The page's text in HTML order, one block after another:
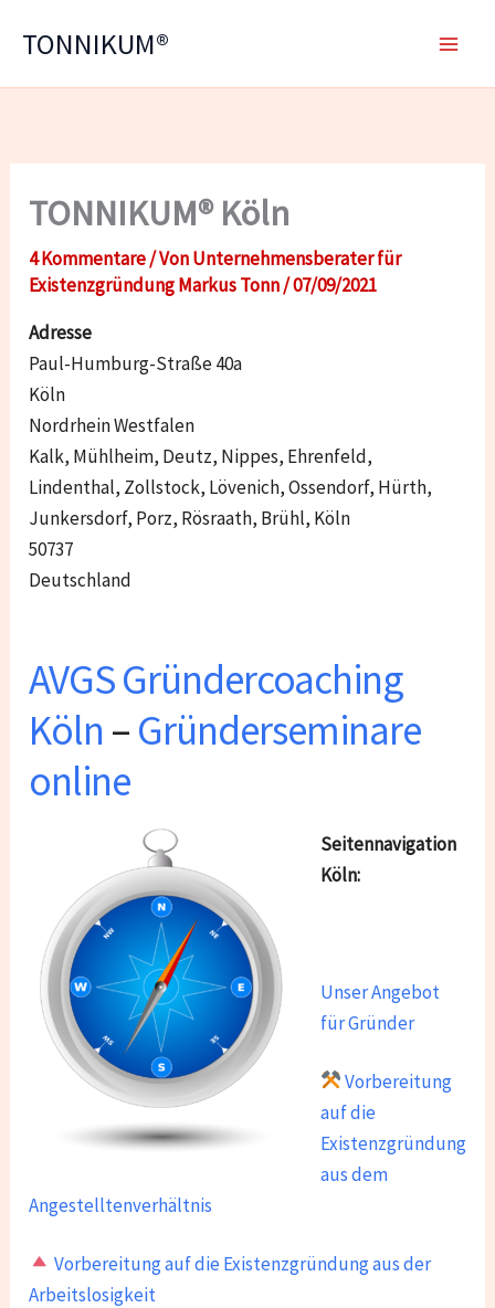
InhaltTONNIKUM®
TONNIKUM® Köln
4 Kommentare/ VonUnternehmensberater für
Existenzgründung Markus Tonn/07/09/2021
Adresse
Paul-Humburg-Straße 40a
Köln
Nordrhein Westfalen
Kalk, Mühlheim, Deutz, Nippes, Ehrenfeld,
Lindenthal, Zollstock, Lövenich, Ossendorf, Hürth,
Junkersdorf, Porz, Rösraath, Brühl, Köln
50737
Deutschland
AVGS Gründercoaching
Köln–Gründerseminare
online
Seitennavigation
Köln:
Unser Angebot
für Gründer
Vorbereitung
auf die
Existenzgründung
aus dem
Angestelltenverhältnis
Vorbereitung auf die Existenzgründung aus der
Arbeitslosigkeit